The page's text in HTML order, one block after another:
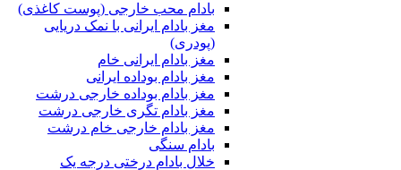
بادام محب خارجی (پوست کاغذی)
مغز بادام ایرانی با نمک دریایی
(پودری)
مغز بادام ایرانی خام
مغز بادام بوداده ایرانی
مغز بادام بوداده خارجی درشت
مغز بادام تگری خارجی درشت
مغز بادام خارجی خام درشت
بادام سنگی
خلال بادام درختی درجه یک